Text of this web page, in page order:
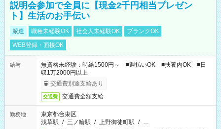
説明会参加で全員に【現金2千円相当プレゼン
ト】生活のお手伝い
派遣 職種未経験OK 社会人未経験OK
ブランクOK
WEB登録・面接OK
給与
無資格未経験：時給1500円～ ■週払いOK ■扶養内OK ■日
収1万2000円以上
交通費別途支給あり
交通費 交通費全額支給
勤務地
東京都台東区
浅草駅 / 三ノ輪駅 / 上野御徒町駅 / …